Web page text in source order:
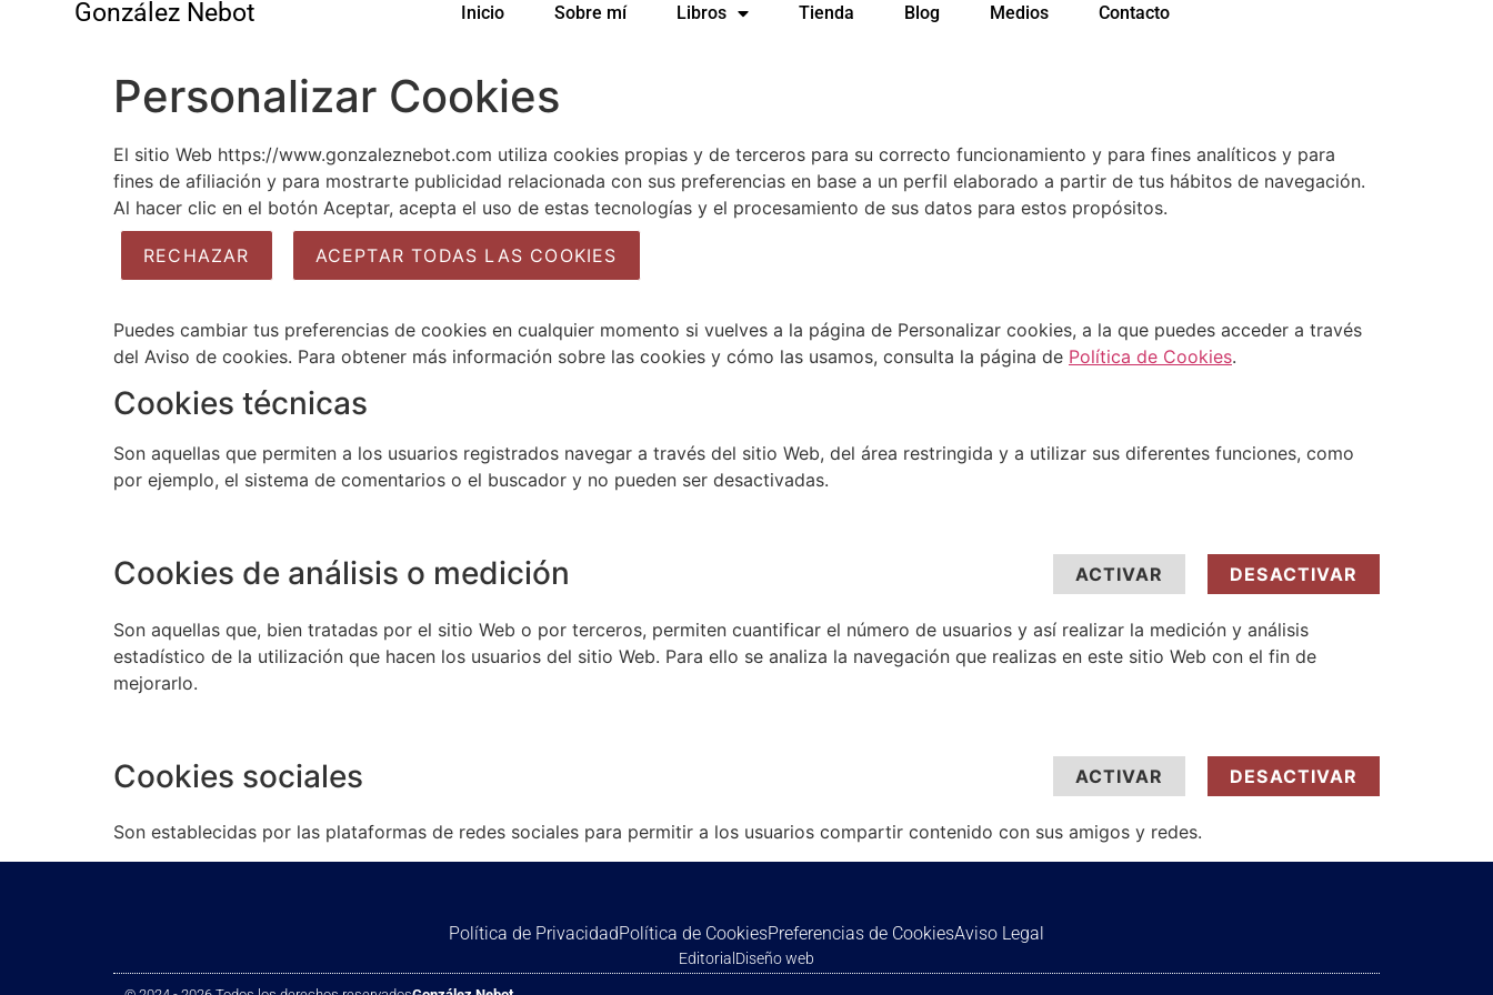
González Nebot Inicio Sobre mí Libros Tienda Blog Medios Contacto
Personalizar Cookies
El sitio Web https://www.gonzaleznebot.com utiliza cookies propias y de terceros para su correcto funcionamiento y para fines analíticos y para
fines de afiliación y para mostrarte publicidad relacionada con sus preferencias en base a un perfil elaborado a partir de tus hábitos de navegación.
Al hacer clic en el botón Aceptar, acepta el uso de estas tecnologías y el procesamiento de sus datos para estos propósitos.
RECHAZAR ACEPTAR TODAS LAS COOKIES
Puedes cambiar tus preferencias de cookies en cualquier momento si vuelves a la página de Personalizar cookies, a la que puedes acceder a través
del Aviso de cookies. Para obtener más información sobre las cookies y cómo las usamos, consulta la página de Política de Cookies.
Cookies técnicas
Son aquellas que permiten a los usuarios registrados navegar a través del sitio Web, del área restringida y a utilizar sus diferentes funciones, como
por ejemplo, el sistema de comentarios o el buscador y no pueden ser desactivadas.
Cookies de análisis o medición ACTIVAR DESACTIVAR
Son aquellas que, bien tratadas por el sitio Web o por terceros, permiten cuantificar el número de usuarios y así realizar la medición y análisis
estadístico de la utilización que hacen los usuarios del sitio Web. Para ello se analiza la navegación que realizas en este sitio Web con el fin de
mejorarlo.
Cookies sociales ACTIVAR DESACTIVAR
Son establecidas por las plataformas de redes sociales para permitir a los usuarios compartir contenido con sus amigos y redes.
Política de PrivacidadPolítica de CookiesPreferencias de CookiesAviso Legal
Editorial Diseño web